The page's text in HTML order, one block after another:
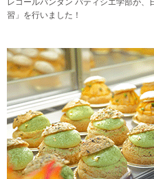
レコールバンタン パティシエ学部が
習」を行いました！